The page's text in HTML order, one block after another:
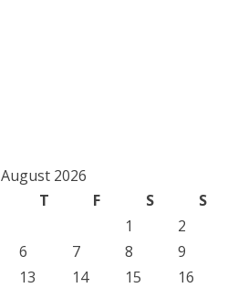
August 2026
T F S
S
1
2
6 7 8
9
13 14 15
16